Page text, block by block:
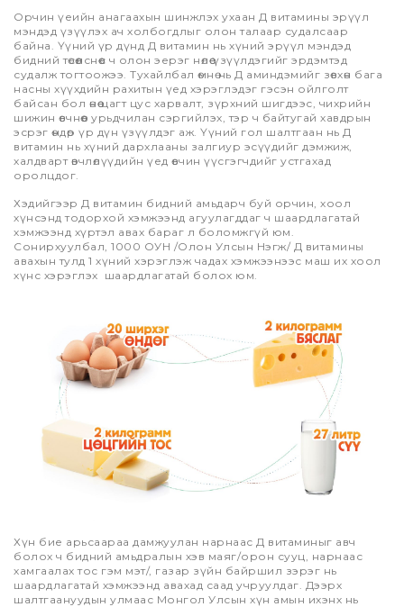
Орчин үеийн анагаахын шинжлэх ухаан Д витамины эрүүл
мэндэд үзүүлэх ач холбогдлыг олон талаар судалсаар
байна. Үүний үр дүнд Д витамин нь хүний эрүүл мэндэд
бидний төсөөлснөөс ч олон эерэг нөлөө үзүүлдэгийг эрдэмтэд
судалж тогтоожээ. Тухайлбал өмнө нь Д аминдэмийг зөвхөн бага
насны хүүхдийн рахитын үед хэрэглэдэг гэсэн ойлголт
байсан бол өнөө цагт цус харвалт, зүрхний шигдээс, чихрийн
шижин өвчнөөс урьдчилан сэргийлэх, тэр ч байтугай хавдрын
эсрэг өндөр үр дүн үзүүлдэг аж. Үүний гол шалтгаан нь Д
витамин нь хүний дархлааны залгиур эсүүдийг дэмжиж,
халдварт өвчлөлүүдийн үед өвчин үүсгэгчдийг устгахад
оролцдог.
Хэдийгээр Д витамин бидний амьдарч буй орчин, хоол
хүнсэнд тодорхой хэмжээнд агуулагддаг ч шаардлагатай
хэмжээнд хүртэл авах бараг л боломжгүй юм.
Сонирхуулбал, 1000 ОУН /Олон Улсын Нэгж/ Д витамины
авахын тулд 1 хүний хэрэглэж чадах хэмжээнээс маш их хоол
хүнс хэрэглэх шаардлагатай болох юм.
Хүн бие арьсаараа дамжуулан нарнаас Д витаминыг авч
болох ч бидний амьдралын хэв маяг/орон сууц, нарнаас
хамгаалах тос гэм мэт/, газар зүйн байршил зэрэг нь
шаардлагатай хэмжээнд авахад саад учруулдаг. Дээрх
шалтгаануудын улмаас Монгол Улсын хүн амын ихэнх нь